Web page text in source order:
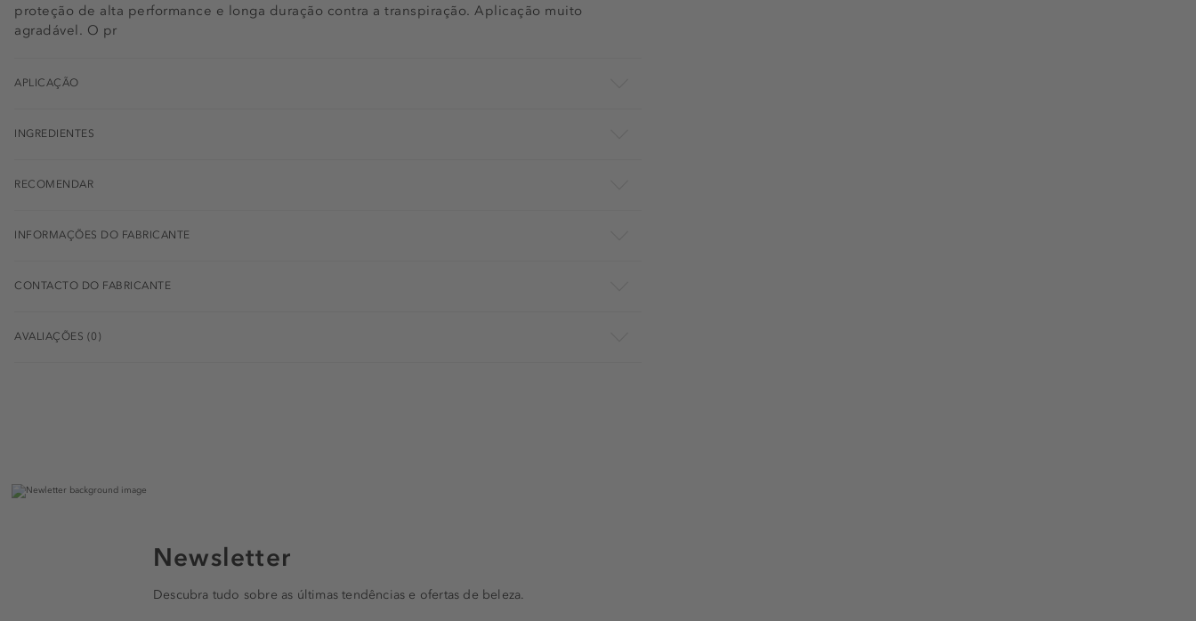
proteção de alta performance e longa duração contra a transpiração. Aplicação muito
agradável. O pr
APLICAÇÃO
INGREDIENTES
RECOMENDAR
INFORMAÇÕES DO FABRICANTE
CONTACTO DO FABRICANTE
AVALIAÇÕES (0)
Newsletter
Descubra tudo sobre as últimas tendências e ofertas de beleza.